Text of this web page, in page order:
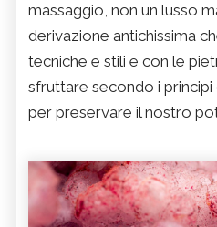
massaggio, non un lusso
derivazione antichissima
tecniche e stili e con le
sfruttare secondo i
per preservare il nostro